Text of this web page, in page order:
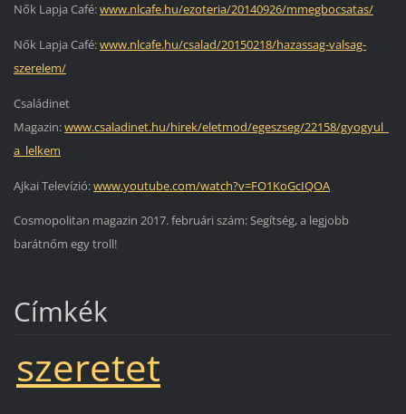
Nők Lapja Café:www.nlcafe.hu/ezoteria/20140926/mmegbocsatas/
Nők Lapja Café:www.nlcafe.hu/csalad/20150218/hazassag-valsag-
szerelem/
Családinet
Magazin:www.csaladinet.hu/hirek/eletmod/egeszseg/22158/gyogyul_
a_lelkem
Ajkai Televízió:www.youtube.com/watch?v=FO1KoGcIQOA
Cosmopolitan magazin 2017. februári szám: Segítség, a legjobb
barátnőm egy troll!
Címkék
szeretet